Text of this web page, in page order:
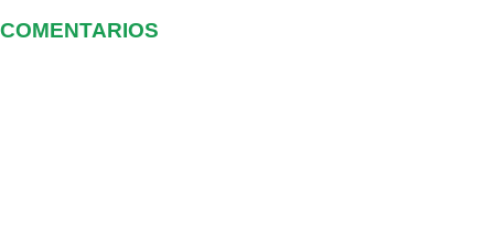
COMENTARIOS